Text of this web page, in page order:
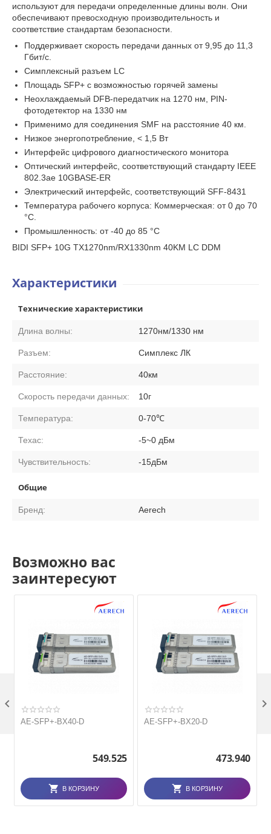
используют для передачи определенные длины волн. Они
обеспечивают превосходную производительность и
соответствие стандартам безопасности.
Поддерживает скорость передачи данных от 9,95 до 11,3
Гбит/с.
Симплексный разъем LC
Площадь SFP+ с возможностью горячей замены
Неохлаждаемый DFB-передатчик на 1270 нм, PIN-
фотодетектор на 1330 нм
Применимо для соединения SMF на расстояние 40 км.
Низкое энергопотребление, < 1,5 Вт
Интерфейс цифрового диагностического монитора
Оптический интерфейс, соответствующий стандарту IEEE
802.3ae 10GBASE-ER
Электрический интерфейс, соответствующий SFF-8431
Температура рабочего корпуса: Коммерческая: от 0 до 70
°C.
Промышленность: от -40 до 85 °C
BIDI SFP+ 10G TX1270nm/RX1330nm 40KM LC DDM
Характеристики
Технические характеристики
Длина волны: 1270нм/1330 нм
Разъем: Симплекс ЛК
Расстояние: 40км
Скорость передачи данных: 10г
Температура: 0-70℃
Техас: -5~0 дБм
Чувствительность: -15дБм
Общие
Бренд: Aerech
Возможно вас
заинтересуют
AE-SFP+-BX40-D
549.525
В КОРЗИНУ
AE-SFP+-BX20-D
473.940
В КОРЗИНУ
 